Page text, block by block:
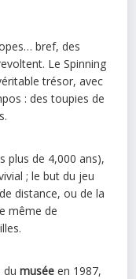
bref, des
Le Spinning
trésor, avec
: des toupies de
plus de 4,000 ans),
; le but du jeu
distance, ou de la
même de
dumusée en 1987,